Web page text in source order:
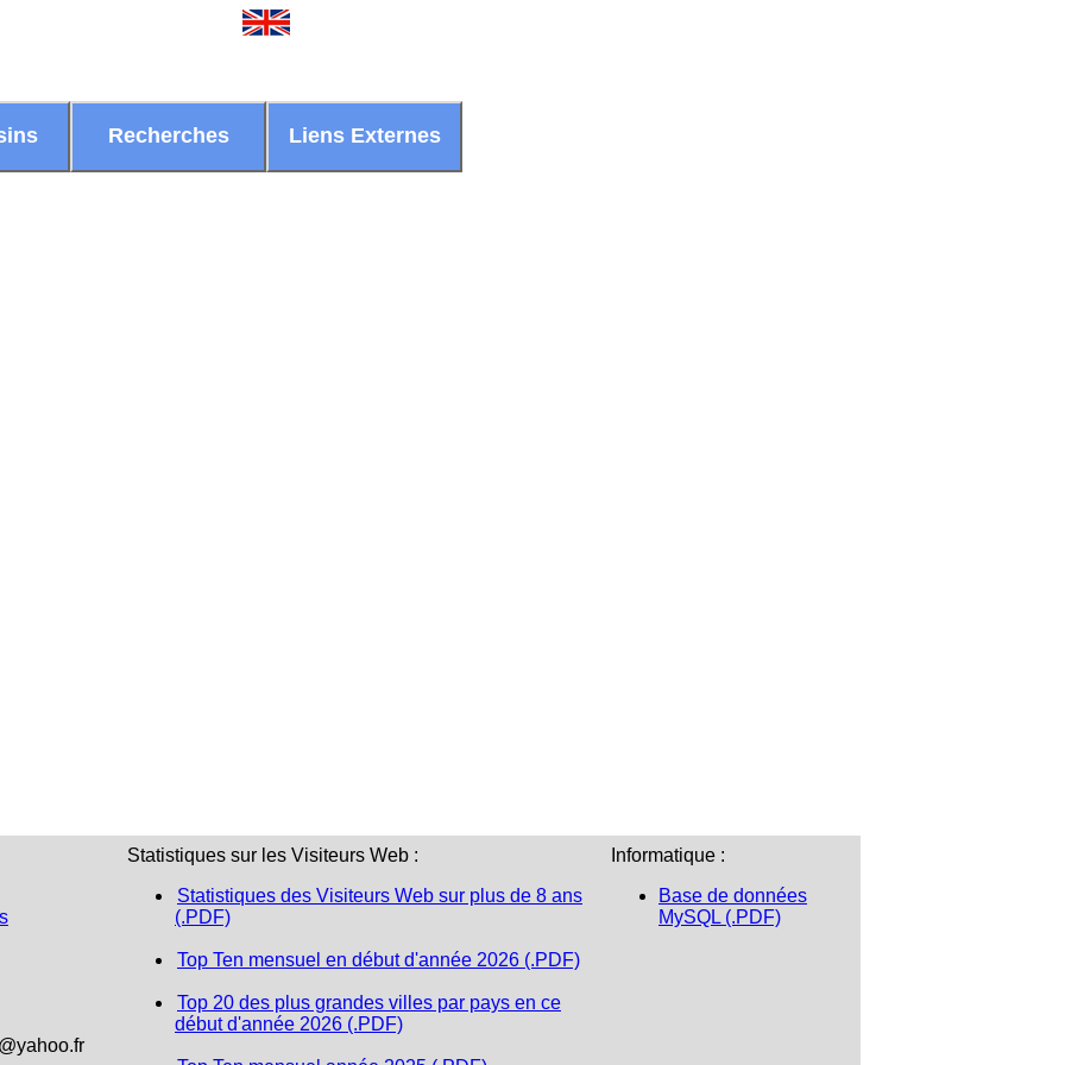
Recherches Liens Externes
Statistiques sur les Visiteurs Web :
Statistiques des Visiteurs Web sur plus de 8 ans
(.PDF)
Top Ten mensuel en début d'année 2026 (.PDF)
Top 20 des plus grandes villes par pays en ce
début d'année 2026 (.PDF)
Informatique :
Base de données
MySQL (.PDF)